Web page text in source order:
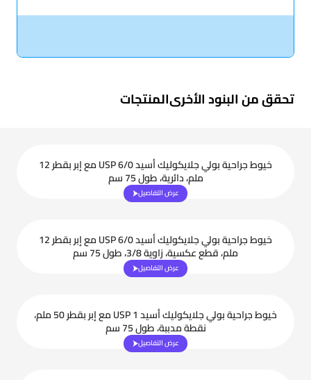
تحقق من البنود الأخرىالمنتجات
خيوط جراحية بولي جلايكوليك أسيد USP 6/0 مع إبر بقطر 12
ملم، دائرية، طول 75 سم
عرض التفاصيل
خيوط جراحية بولي جلايكوليك أسيد USP 6/0 مع إبر بقطر 12
ملم، قطع عكسية، زاوية 3/8، طول 75 سم
عرض التفاصيل
خيوط جراحية بولي جلايكوليك أسيد USP 1 مع إبر بقطر 50 ملم،
نقطة مدببة، طول 75 سم
عرض التفاصيل